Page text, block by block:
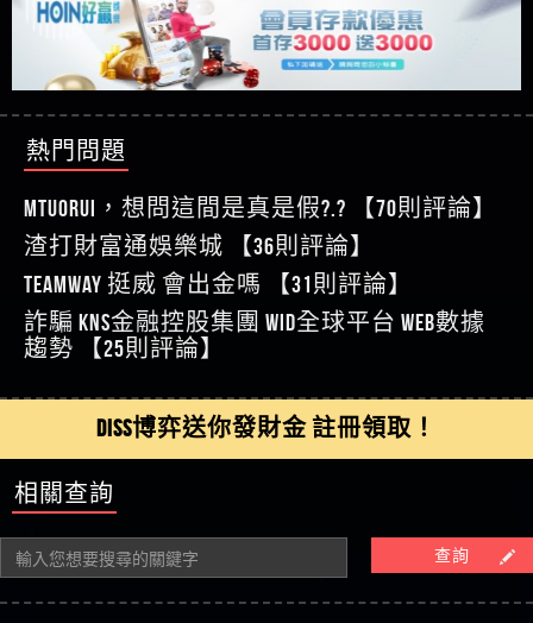
機、集鴻運玩法、獨家試玩一次看！
【其他問題】【2025】ATG試玩必看！戰神賽特
51,000倍數玩法攻略，輕鬆稱霸老虎機！
【其他問題】「拆解力智投資詐騙套路緊急追討
賴zg369」力智投資是不是詐騙 力智投資是真的嗎
力智投資是詐騙嗎 南部老翁還在癡迷力智投資高
回報獲利 請不要在匯款
【其他問題】 【遇天盛商行詐騙追回資金賴
zg369】天盛商行詐騙 天盛商行是不是詐騙 天盛商
行是真的嗎 天盛商行是詐騙嗎 被天盛商行詐騙一
招教你拿回
【其他問題】 受害者援助賴【zg369】退休老翁被
大戶e點靈詐騙痛不欲生 大戶e點靈是真的嗎 大戶e
點靈是不是詐騙 大戶e點靈是詐騙嗎 大戶e點靈無
法出金 （大戶e點靈）教你如何規避詐騙陷阱
【其他問題】 弘記投資詐騙持續收割國人中【免
費討回資金賴zg369】弘記投資是詐騙嗎 弘記投資
是不是詐騙 弘記投資是真的嗎 被弘記投資詐騙的
錢怎麼辦 本文教你如何拿回被騙資金
【其他問題】 被騙追回賴【zg369】KnTop利用新型
詐騙手法欺詐群眾 KnTop是真的嗎 KnTop是不是詐騙
KnTop是詐騙嗎 【KnTop】KnTop無法出金 被KnTop詐騙
的錢一招拿回
【其他問題】機台運算專案詐騙持續收割國人中
【免費討回資金賴zg369】機台運算專案是詐騙嗎
機台運算專案是不是詐騙 機台運算專案是真的嗎
被機台運算專案詐騙的錢怎麼辦 本文教你如何拿
回被騙資金
【其他問題】 Hoyabit詐騙持續收割國人中【免費
討回資金賴zg369】Hoyabit是詐騙嗎 Hoyabit是不是詐
騙 Hoyabit是真的嗎 被HoyabitHoyabit詐騙的錢怎麼辦
本文教你如何拿回被騙資金
【其他問題】KS.M多元化行銷詐騙持續收割國人
中【免費討回資金賴zg369】KS.M多元化行銷是詐
騙嗎 KS.M多元化行銷是不是詐騙 KS.M多元化行銷是
真的嗎 被KS.M多元化行銷詐騙的錢怎麼辦 本文教
【其他問題】免費追回賴「zg369」深度解析野原
家 Family & Love如何詐騙 野原家 Family & Love是不是詐
騙 野原家 Family & Love是真的嗎 野原家 Family & Love是
【其他問題】元盈橋詐騙持續收割國人中【免費
討回資金賴zg369】元盈橋是詐騙嗎 元盈橋是不是
本文教你如何拿回被騙資金
【其他問題】被騙追回賴【zg369】M.L.Edge利用新
是詐騙 M.L.Edge是詐騙嗎 【M.L.Edge】M.L.Edge無法出
金 被M.L.Edge詐騙的錢一招拿回
費討回資金賴zg369】Robinhood是詐騙嗎 Robinhood是
不是詐騙 Robinhood是真的嗎 被Robinhood詐騙的錢怎
麼辦 本文教你如何拿回被騙資金
【其他問題】FLTO詐騙持續收割國人中【免費討回
資金賴zg369】FLTO是詐騙嗎 FLTO是不是詐騙 FLTO是
真的嗎 被FLTO詐騙的錢怎麼辦 本文教你如何拿回
被騙資金
【其他問題】 遇詐騙求救賴【zg369】八旬老翁被
ALYWS詐騙家破人亡 ALYWS是真的嗎 ALYWS是不是詐騙
ALYWS是詐騙嗎 （ALYWS）無法出金 請小心群組暗椿
【其他問題】 一招教你揭秘新型詐騙手法 （受害
者免費援助賴zg369）當當詐騙 當當是不是詐騙 當
當是真的嗎 當當是詐騙嗎 六旬老婦深信當當高獲
利回報被騙的家破人亡
【蘇俊曄】所以會出金嗎現在也是一樣的狀況
【侯依揚】廢物喔
【傑】推代理真的好相處
回答
【王亞廷】LINE:kK605638
【王亞廷】#免費手遊#錢龍皇ONLINE#http
【傑】真的
【蔡如軒】黑網一個呵呵
【Wei】讚
【沈樂慧】又是九州??爛死了黑網不要玩
【林伊依】爛死了拉贏錢直接鎖帳號可以去吃屎
【陳靜茹】推薦小畢，我也是小畢的會員～～
【AVA娛樂城】還會自己做假對話來毀謗欸哈哈哈
【陳順堪】黑網不出金
【黃伊珊】不推薦爛公司
【陳順堪】星匯娛樂城出金幾次後贏錢就不給出
金
【陳順堪】黑網出金幾次後贏了就不出金出
【玩運彩】
【asd】唬爛不出金黑網垃圾平台
【蘇俊曄】所以會出金嗎現在也是一樣的狀況
熱門問題
MTUORUi，想問這間是真是假?.? 【70則評論】
渣打財富通娛樂城 【36則評論】
TEAMWAY 挺威 會出金嗎 【31則評論】
詐騙 kns金融控股集團 WID全球平台 WEB數據
趨勢 【25則評論】
DISS博弈送你發財金 註冊領取！
相關查詢
查詢